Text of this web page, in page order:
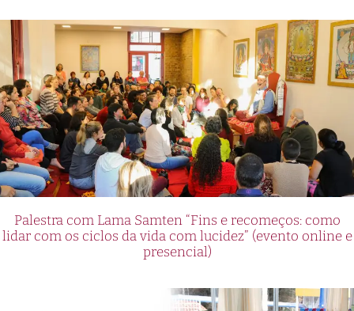
Palestra com Lama Samten “Fins e recomeços: como
lidar com os ciclos da vida com lucidez” (evento online e
presencial)